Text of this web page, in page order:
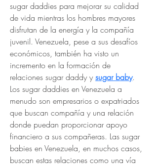
sugar daddies para mejorar su calidad
de vida mientras los hombres mayores
disfrutan de la energía y la compañía
juvenil. Venezuela, pese a sus desafíos
económicos, también ha visto un
incremento en la formación de
relaciones sugar daddy y sugar baby.
Los sugar daddies en Venezuela a
menudo son empresarios o expatriados
que buscan compañía y una relación
donde puedan proporcionar apoyo
financiero a sus compañeras. Las sugar
babies en Venezuela, en muchos casos,
buscan estas relaciones como una vía